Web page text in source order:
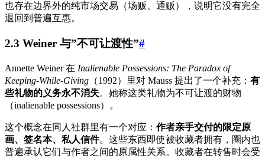
也存在边界外的纯市场交易（场贩、通贩），说明它没有完全
退回到普遍互惠。
2.3 Weiner 与”不可让渡性”#
Annette Weiner 在 Inalienable Possessions: The Paradox of
Keeping-While-Giving （1992）里对 Mauss 提出了一个补充： 有
些礼物的义务永不消失。她称这类礼物为不可让渡的财物
（inalienable possessions）。
这个概念在同人社群里有一个对应： 作者亲手交付的限定原
画、签名本、私人信件。这些东西即使被收藏者拥有，圈内也
普遍承认它们与作者之间的原属性关系。收藏者在转售时会受